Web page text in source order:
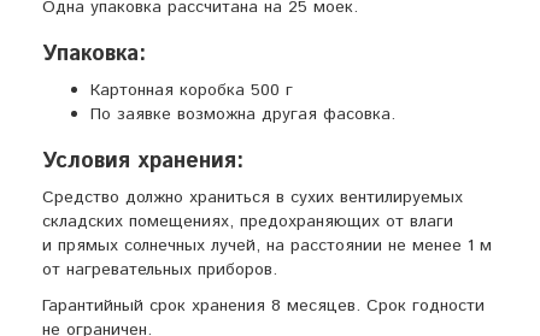
Одна упаковка рассчитана на 25 моек.
Упаковка:
Картонная коробка 500 г
По заявке возможна другая фасовка.
Условия хранения:
Средство должно храниться в сухих вентилируемых
складских помещениях, предохраняющих от влаги
и прямых солнечных лучей, на расстоянии не менее 1 м
от нагревательных приборов.
Гарантийный срок хранения 8 месяцев. Срок годности
не ограничен.